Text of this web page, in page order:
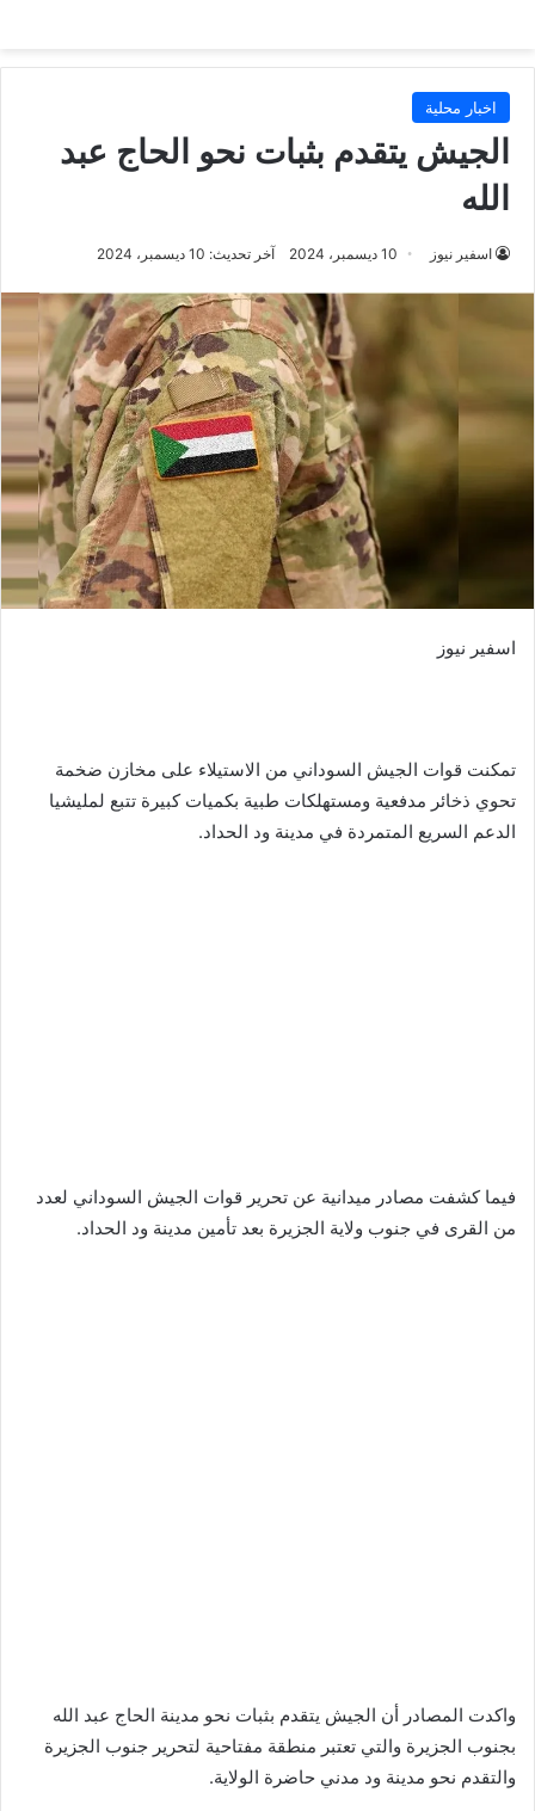
اخبار محلية
الجيش يتقدم بثبات نحو الحاج عبد
الله
اسفير نيوز 10 ديسمبر، 2024 آخر تحديث: 10 ديسمبر، 2024
اسفير نيوز
تمكنت قوات الجيش السوداني من الاستيلاء على مخازن ضخمة
تحوي ذخائر مدفعية ومستهلكات طبية بكميات كبيرة تتبع لمليشيا
الدعم السريع المتمردة في مدينة ود الحداد.
فيما كشفت مصادر ميدانية عن تحرير قوات الجيش السوداني لعدد
من القرى في جنوب ولاية الجزيرة بعد تأمين مدينة ود الحداد.
واكدت المصادر أن الجيش يتقدم بثبات نحو مدينة الحاج عبد الله
بجنوب الجزيرة والتي تعتبر منطقة مفتاحية لتحرير جنوب الجزيرة
والتقدم نحو مدينة ود مدني حاضرة الولاية.